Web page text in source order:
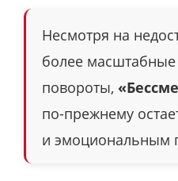
Несмотря на
более
повороты,
по-прежнему
и эмоциональным